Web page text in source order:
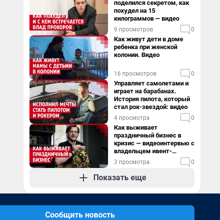
поделился секретом, как
похудел на 15
килограммов — видео
9 просмотров 0
Как живут дети в доме
ребенка при женской
колонии. Видео
16 просмотров 0
Управляет самолетами и
играет на барабанах.
История пилота, который
стал рок-звездой: видео
4 просмотра 0
Как выживает
праздничный бизнес в
кризис — видеоинтервью с
владельцем ивент-
агентства
3 просмотра 0
Показать еще
Сообщить новость